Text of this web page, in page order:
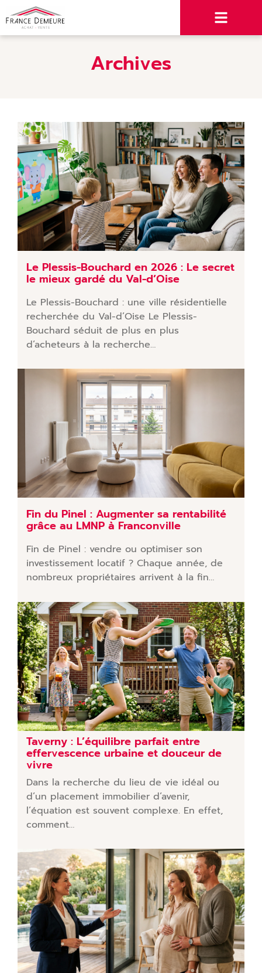
Archives
Le Plessis-Bouchard en 2026 : Le secret
le mieux gardé du Val-d’Oise
Le Plessis-Bouchard : une ville résidentielle
recherchée du Val-d’Oise Le Plessis-
Bouchard séduit de plus en plus
d’acheteurs à la recherche…
Fin du Pinel : Augmenter sa rentabilité
grâce au LMNP à Franconville
Fin de Pinel : vendre ou optimiser son
investissement locatif ? Chaque année, de
nombreux propriétaires arrivent à la fin…
Taverny : L’équilibre parfait entre
effervescence urbaine et douceur de
vivre
Dans la recherche du lieu de vie idéal ou
d’un placement immobilier d’avenir,
l’équation est souvent complexe. En effet,
comment…